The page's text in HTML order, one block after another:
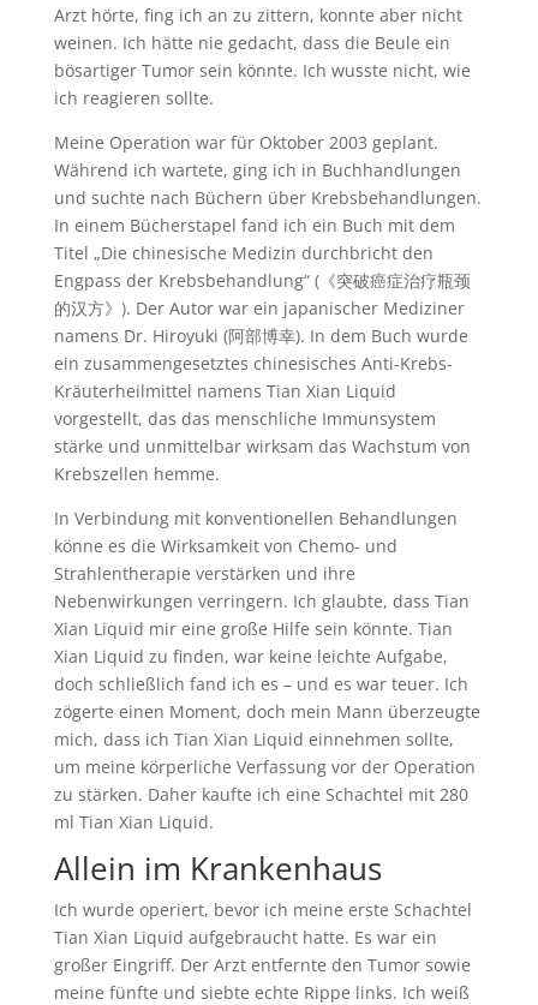
Arzt hörte, fing ich an zu zittern, konnte aber nicht
weinen. Ich hätte nie gedacht, dass die Beule ein
bösartiger Tumor sein könnte. Ich wusste nicht, wie
ich reagieren sollte.
Meine Operation war für Oktober 2003 geplant.
Während ich wartete, ging ich in Buchhandlungen
und suchte nach Büchern über Krebsbehandlungen.
In einem Bücherstapel fand ich ein Buch mit dem
Titel „Die chinesische Medizin durchbricht den
Engpass der Krebsbehandlung“ (《突破癌症治疗瓶颈
的汉方》). Der Autor war ein japanischer Mediziner
namens Dr. Hiroyuki (阿部博幸). In dem Buch wurde
ein zusammengesetztes chinesisches Anti-Krebs-
Kräuterheilmittel namens Tian Xian Liquid
vorgestellt, das das menschliche Immunsystem
stärke und unmittelbar wirksam das Wachstum von
Krebszellen hemme.
In Verbindung mit konventionellen Behandlungen
könne es die Wirksamkeit von Chemo- und
Strahlentherapie verstärken und ihre
Nebenwirkungen verringern. Ich glaubte, dass Tian
Xian Liquid mir eine große Hilfe sein könnte. Tian
Xian Liquid zu finden, war keine leichte Aufgabe,
doch schließlich fand ich es – und es war teuer. Ich
zögerte einen Moment, doch mein Mann überzeugte
mich, dass ich Tian Xian Liquid einnehmen sollte,
um meine körperliche Verfassung vor der Operation
zu stärken. Daher kaufte ich eine Schachtel mit 280
ml Tian Xian Liquid.
Allein im Krankenhaus
Ich wurde operiert, bevor ich meine erste Schachtel
Tian Xian Liquid aufgebraucht hatte. Es war ein
großer Eingriff. Der Arzt entfernte den Tumor sowie
meine fünfte und siebte echte Rippe links. Ich weiß